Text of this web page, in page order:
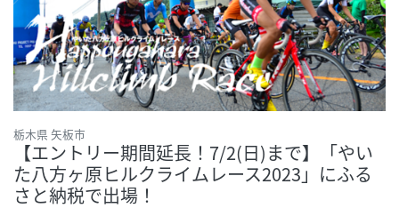
栃木県 矢板市
【エントリー期間延長！7/2(日)まで】「やい
た八方ヶ原ヒルクライムレース2023」にふる
さと納税で出場！